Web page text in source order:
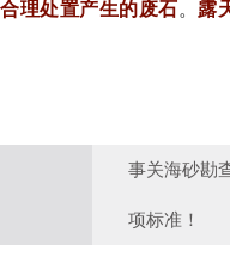
合理处置产生的废石。 露
事关海砂勘
项标准！